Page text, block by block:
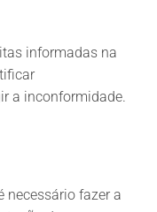
informadas na
a inconformidade.
necessário fazer a